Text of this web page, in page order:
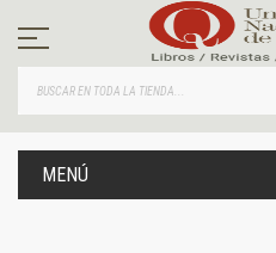
contenido
MENÚ